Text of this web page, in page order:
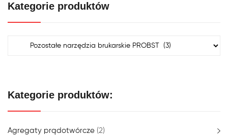
Kategorie produktów
Kategorie produktów:
Agregaty prądotwórcze (2)